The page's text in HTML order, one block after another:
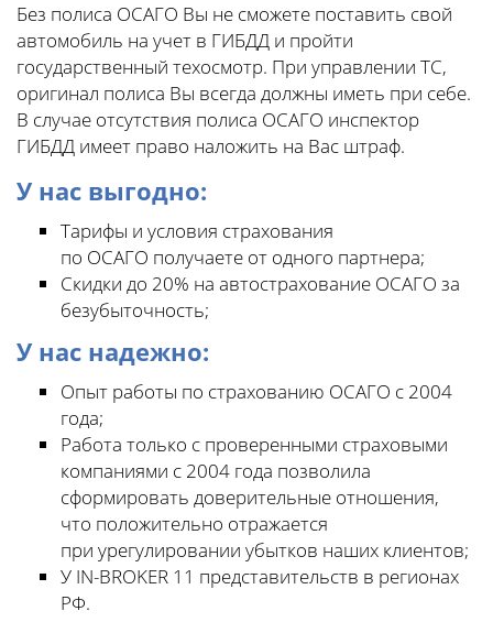
Без полиса ОСАГО Вы не сможете поставить свой
автомобиль на учет в ГИБДД и пройти
государственный техосмотр. При управлении ТС,
оригинал полиса Вы всегда должны иметь при себе.
В случае отсутствия полиса ОСАГО инспектор
ГИБДД имеет право наложить на Вас штраф.
У нас выгодно:
Тарифы и условия страхования
по ОСАГО получаете от одного партнера;
Скидки до 20% на автострахование ОСАГО за
безубыточность;
У нас надежно:
Опыт работы по страхованию ОСАГО с 2004
года;
Работа только с проверенными страховыми
компаниями с 2004 года позволила
сформировать доверительные отношения,
что положительно отражается
при урегулировании убытков наших клиентов;
У IN-BROKER 11 представительств в регионах
РФ.